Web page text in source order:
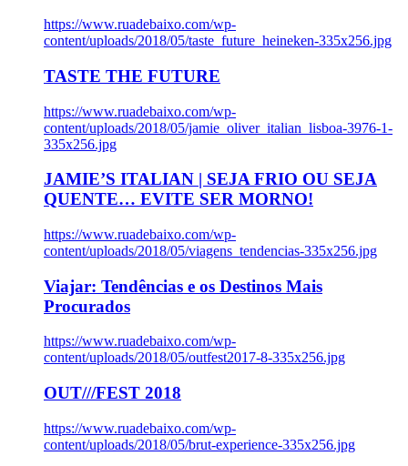
https://www.ruadebaixo.com/wp-
content/uploads/2018/05/taste_future_heineken-335x256.jpg
TASTE THE FUTURE
https://www.ruadebaixo.com/wp-
content/uploads/2018/05/jamie_oliver_italian_lisboa-3976-1-
335x256.jpg
JAMIE’S ITALIAN | SEJA FRIO OU SEJA
QUENTE… EVITE SER MORNO!
https://www.ruadebaixo.com/wp-
content/uploads/2018/05/viagens_tendencias-335x256.jpg
Viajar: Tendências e os Destinos Mais
Procurados
https://www.ruadebaixo.com/wp-
content/uploads/2018/05/outfest2017-8-335x256.jpg
OUT///FEST 2018
https://www.ruadebaixo.com/wp-
content/uploads/2018/05/brut-experience-335x256.jpg